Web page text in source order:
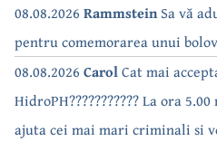
08.08.2026 RammsteinSa vă
pentru comemorarea unui
08.08.2026 CarolCat mai
HidroPH??????????? La ora
ajuta cei mai mari criminali si